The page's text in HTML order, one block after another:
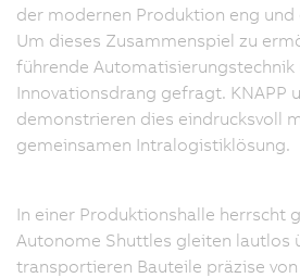
der modernen Produktion eng
Um dieses Zusammenspiel zu
führende Automatisierungstechnik
Innovationsdrang gefragt. KNAPP
demonstrieren dies eindrucksvoll
gemeinsamen Intralogistiklösung.
In einer Produktionshalle herrscht
Autonome Shuttles gleiten lautlos
transportieren Bauteile präzise von